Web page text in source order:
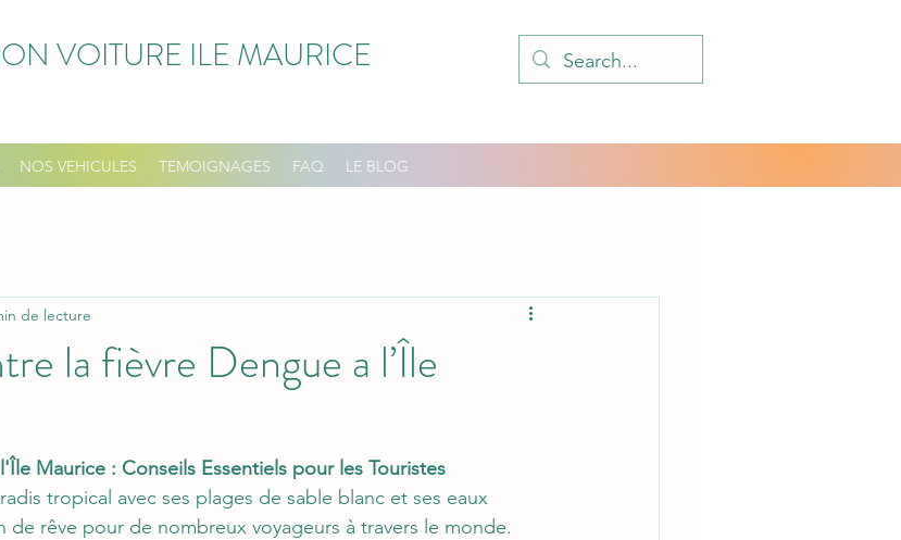
VOITURE ILE MAURICE
NOS VEHICULES TEMOIGNAGES FAQ LE BLOG
la fièvre Dengue a l’Île
de lecture
Maurice : Conseils Essentiels pour les Touristes
tropical avec ses plages de sable blanc et ses eaux
rêve pour de nombreux voyageurs à travers le monde.